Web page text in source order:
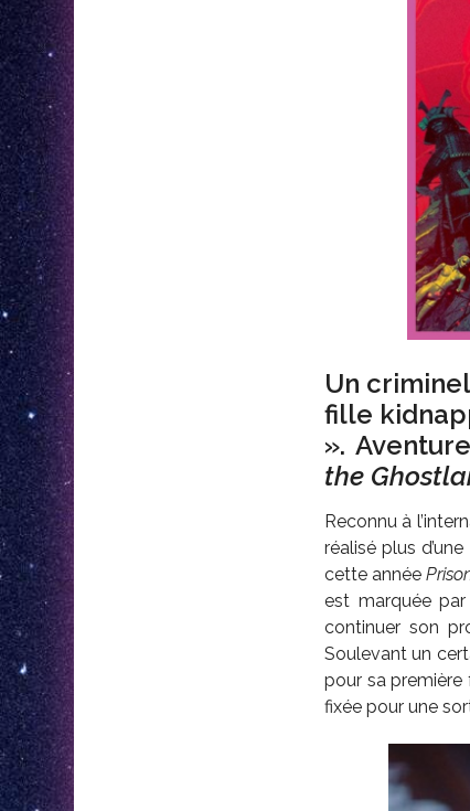
Un
fille
».
the
Reconnu à
réalisé plus
cette année
est marquée
continuer son
Soulevant un
pour sa première
fixée pour une